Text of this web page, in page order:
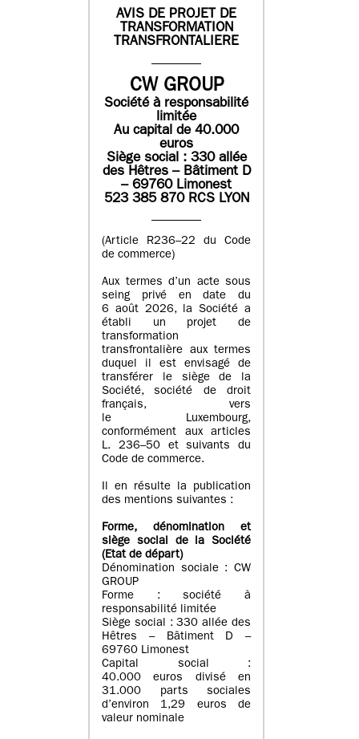
AVIS DE PROJET DE
TRANSFORMATION
TRANSFRONTALIERE
CW GROUP
Société à responsabilité
limitée
Au capital de 40.000
euros
Siège social : 330 allée
des Hêtres – Bâtiment D
– 69760 Limonest
523 385 870 RCS LYON
(Article R236–22 du Code
de commerce)
Aux termes d’un acte sous
seing privé en date du
6 août 2026, la Société a
établi un projet de
transformation
transfrontalière aux termes
duquel il est envisagé de
transférer le siège de la
Société, société de droit
français, vers
le Luxembourg,
conformément aux articles
L. 236–50 et suivants du
Code de commerce.
Il en résulte la publication
des mentions suivantes :
Forme, dénomination et
siège social de la Société
(Etatde départ)
Dénomination sociale : CW
GROUP
Forme : société à
responsabilité limitée
Siège social : 330 allée des
Hêtres – Bâtiment D –
69760 Limonest
Capital social :
40.000 euros divisé en
31.000 parts sociales
d’environ 1,29 euros de
valeur nominale